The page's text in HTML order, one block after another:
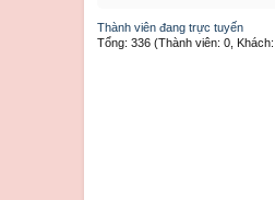
Thành viên đang trực tuyến
Tổng: 336 (Thành viên: 0,